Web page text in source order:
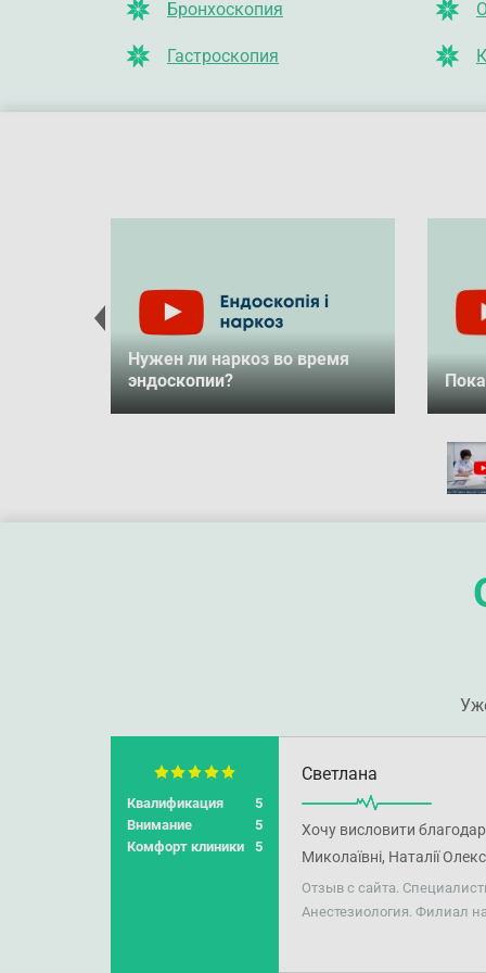
Бронхоскопия
Гастроскопия
Нужен ли наркоз во время
эндоскопии?
Квалификация
5
Внимание
5
Комфорт клиники
5
Светлана
Хочу висловити
Миколаївні, Наталії
процедур. Мене
щоб мені було комфортно.
Бондаренко був у
Отзыв с сайта.
Анестезиология. Филиал